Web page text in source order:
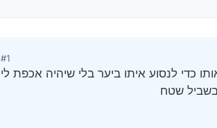
#1
כדי לנסוע איתו ביער בלי שיהיה אכפת לי
שטח